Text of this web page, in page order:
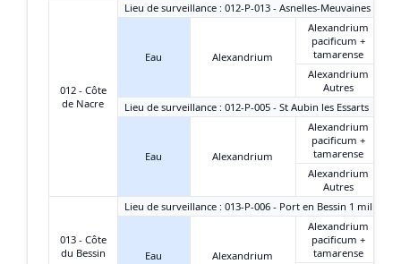
012 - Côte
de Nacre
Lieu de surveillance : 012-P-013 - Asnelles-Meuvaines
Eau Alexandrium
Alexandrium
pacificum +
tamarense
Alexandrium
Autres
Lieu de surveillance : 012-P-005 - St Aubin les Essarts
Eau Alexandrium
Alexandrium
pacificum +
tamarense
Alexandrium
Autres
013 - Côte
du Bessin
Lieu de surveillance : 013-P-006 - Port en Bessin 1 mille
Eau Alexandrium
Alexandrium
pacificum +
tamarense